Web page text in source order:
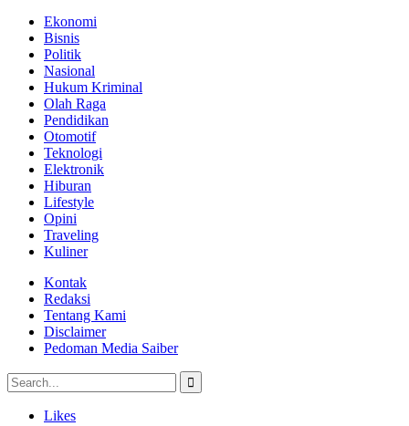
Ekonomi
Bisnis
Politik
Nasional
Hukum Kriminal
Olah Raga
Pendidikan
Otomotif
Teknologi
Elektronik
Hiburan
Lifestyle
Opini
Traveling
Kuliner
Kontak
Redaksi
Tentang Kami
Disclaimer
Pedoman Media Saiber
Likes